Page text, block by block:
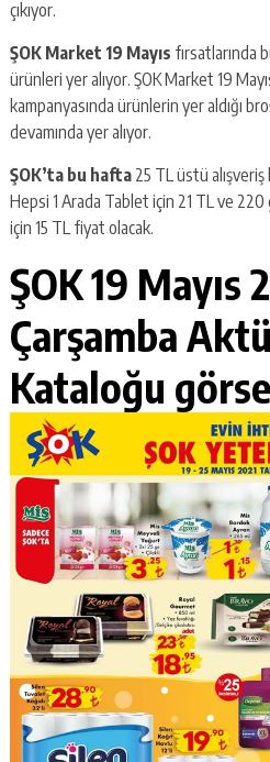
çıkıyor.
ŞOK Market 19 Mayıs fırsatlarında
ürünleri yer alıyor. ŞOK Market 19
kampanyasında ürünlerin yer aldığı
devamında yer alıyor.
ŞOK’ta bu hafta25 TL üstü alışveriş
Hepsi 1 Arada Tablet için 21 TL ve
için 15 TL fiyat olacak.
ŞOK 19 Mayıs
Çarşamba
Kataloğu